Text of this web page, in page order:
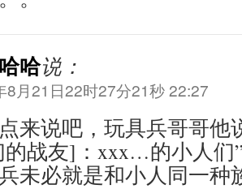
哈说：
8月21日22时27分21秒 22:27
来说吧，玩具兵哥哥他
的战友]：xxx…的小人们
未必就是和小人同一种